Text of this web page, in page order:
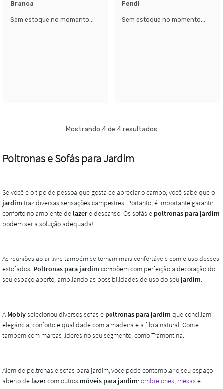
Branca
Sem estoque no momento...
Fendi
Sem estoque no momento...
Mostrando 4 de 4 resultados